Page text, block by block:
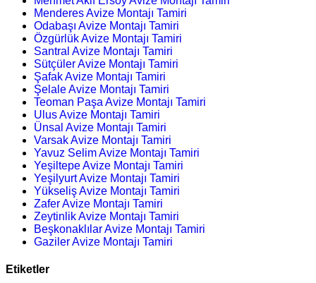
Menderes Avize Montajı Tamiri
Odabaşı Avize Montajı Tamiri
Özgürlük Avize Montajı Tamiri
Santral Avize Montajı Tamiri
Sütçüler Avize Montajı Tamiri
Şafak Avize Montajı Tamiri
Şelale Avize Montajı Tamiri
Teoman Paşa Avize Montajı Tamiri
Ulus Avize Montajı Tamiri
Ünsal Avize Montajı Tamiri
Varsak Avize Montajı Tamiri
Yavuz Selim Avize Montajı Tamiri
Yeşiltepe Avize Montajı Tamiri
Yeşilyurt Avize Montajı Tamiri
Yükseliş Avize Montajı Tamiri
Zafer Avize Montajı Tamiri
Zeytinlik Avize Montajı Tamiri
Beşkonaklılar Avize Montajı Tamiri
Gaziler Avize Montajı Tamiri
Etiketler